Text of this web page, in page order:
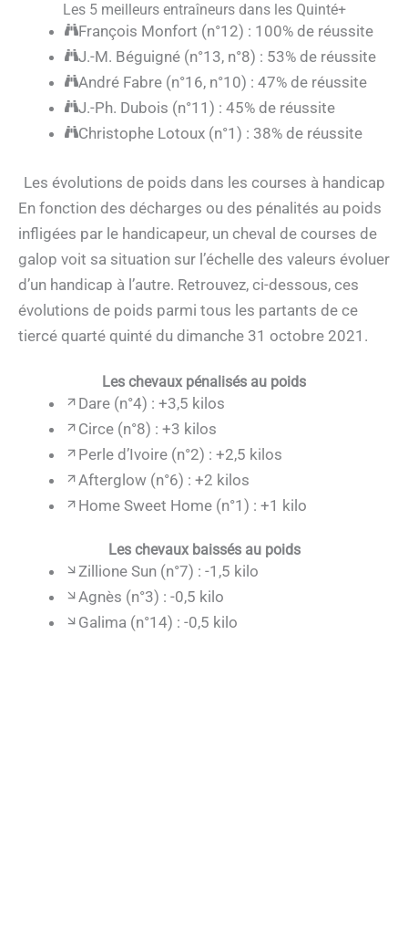
Les 5 meilleurs entraîneurs dans les Quinté+
François Monfort (n°12) : 100% de réussite
J.-M. Béguigné (n°13, n°8) : 53% de réussite
André Fabre (n°16, n°10) : 47% de réussite
J.-Ph. Dubois (n°11) : 45% de réussite
Christophe Lotoux (n°1) : 38% de réussite
Les évolutions de poids dans les courses à handicap
En fonction des décharges ou des pénalités au poids
infligées par le handicapeur, un cheval de courses de
galop voit sa situation sur l’échelle des valeurs évoluer
d’un handicap à l’autre. Retrouvez, ci-dessous, ces
évolutions de poids parmi tous les partants de ce
tiercé quarté quinté du dimanche 31 octobre 2021.
Les chevaux pénalisés au poids
Dare (n°4) : +3,5 kilos
Circe (n°8) : +3 kilos
Perle d’Ivoire (n°2) : +2,5 kilos
Afterglow (n°6) : +2 kilos
Home Sweet Home (n°1) : +1 kilo
Les chevaux baissés au poids
Zillione Sun (n°7) : -1,5 kilo
Agnès (n°3) : -0,5 kilo
Galima (n°14) : -0,5 kilo